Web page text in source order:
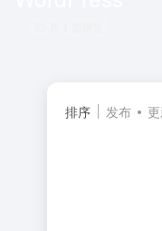
排序 发布